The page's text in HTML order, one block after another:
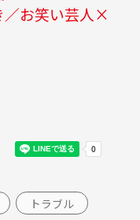
／お笑い芸人×
トラブル